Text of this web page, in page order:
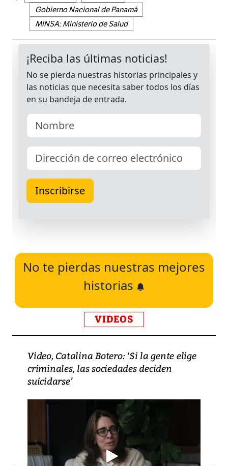
Gobierno Nacional de Panamá
MINSA: Ministerio de Salud
No te pierdas nuestras mejores
historias
VIDEOS
Video, Catalina Botero: ‘Si la gente elige
criminales, las sociedades deciden
suicidarse’